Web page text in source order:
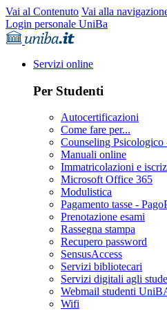
Vai al Contenuto Vai alla
Login personale UniBa
Servizi online
Per Studenti
Autocertificazioni
Come fare per...
Counseling Psicologico
Manuali online
Immatricolazioni e
Microsoft Office 365
Modulistica
Pagamento tasse -
Prenotazione esami
Rassegna stampa
Recupero password
SensusAccess
Servizi bibliotecari
Servizi digitali agli
Webmail studenti
Wifi